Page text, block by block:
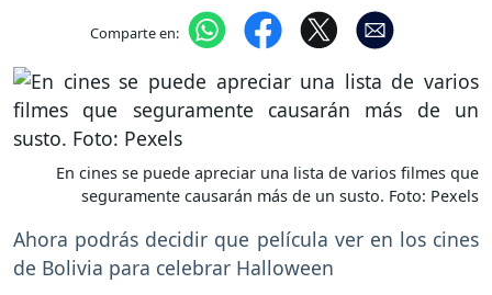
Comparte en:
En cines se puede apreciar una lista de varios filmes que
seguramente causarán más de un susto. Foto: Pexels
Ahora podrás decidir que película ver en los cines
de Bolivia para celebrar Halloween